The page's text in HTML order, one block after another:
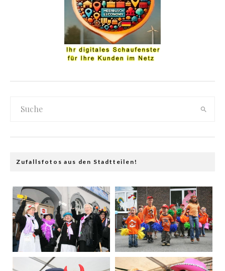
Zufallsfotos aus den Stadtteilen!